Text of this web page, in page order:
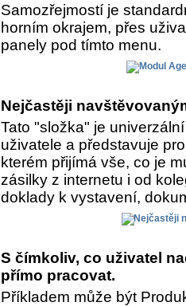
Samozřejmostí je
horním okrajem, přes
panely pod tímto menu.
Nejčastěji
Tato "složka" je
uživatele a představuje
kterém přijímá vše, co je
zásilky z internetu i od
doklady k vystavení,
S čímkoliv, co uživatel
přímo pracovat.
Příkladem může být